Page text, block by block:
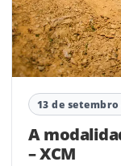
13 de setembro
A
– XCM